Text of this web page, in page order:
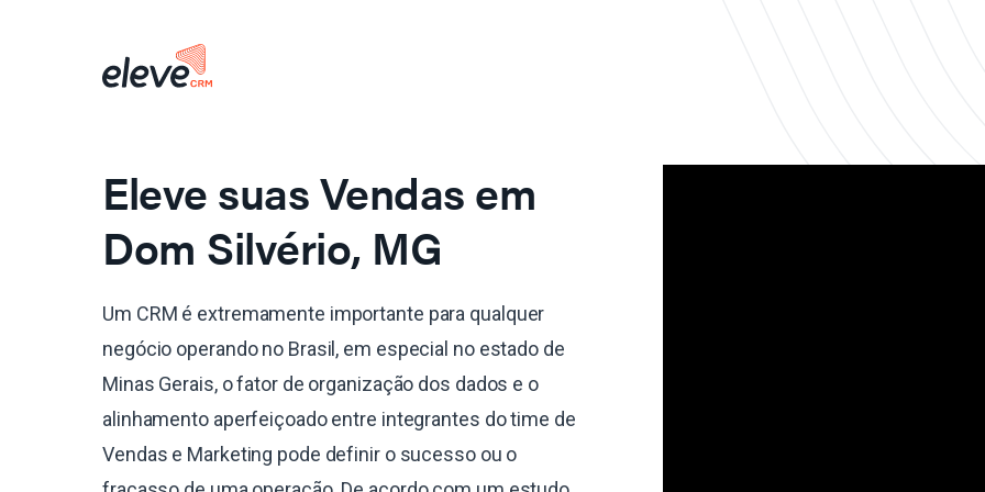
Eleve suas Vendas em
Dom Silvério, MG
Um CRM é extremamente importante para qualquer
negócio operando no Brasil, em especial no estado de
Minas Gerais, o fator de organização dos dados e o
alinhamento aperfeiçoado entre integrantes do time de
Vendas e Marketing pode definir o sucesso ou o